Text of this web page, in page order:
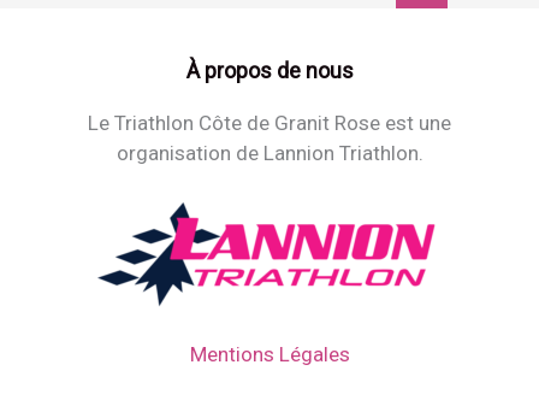
À propos de nous
Le Triathlon Côte de Granit Rose est une
organisation de Lannion Triathlon.
Mentions Légales